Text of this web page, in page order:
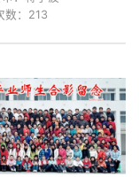
： 213